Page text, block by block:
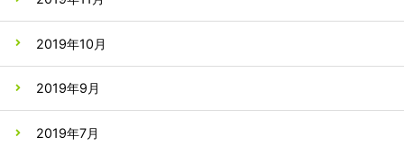
2019年10月
2019年9月
2019年7月